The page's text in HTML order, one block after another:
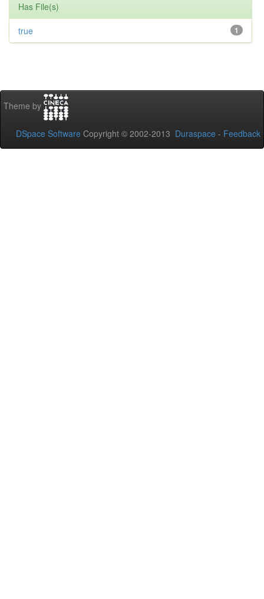
Has File(s)
1
true
Theme by
DSpace Software Copyright © 2002-2013 Duraspace - Feedback